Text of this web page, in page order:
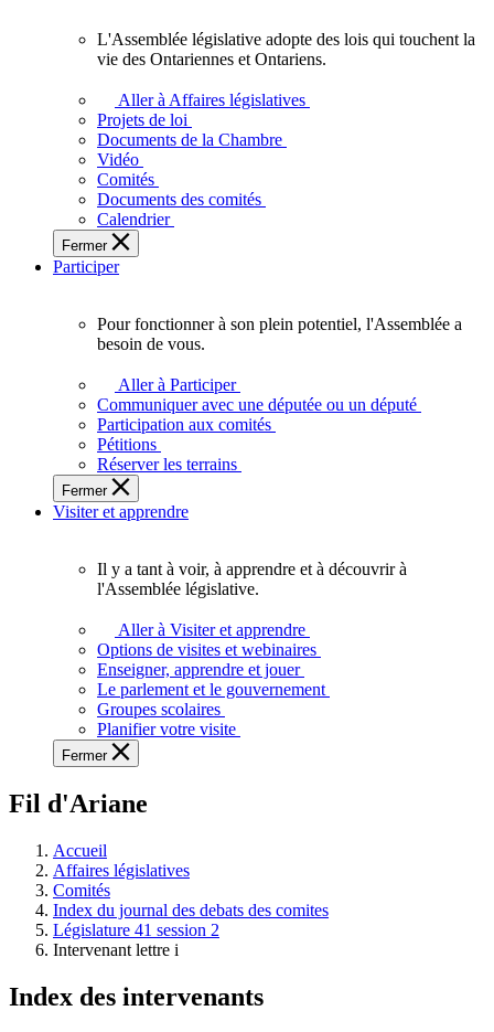
l'Ontario.
L'Assemblée
adopte
touchent
des
Ontariennes
et
L'Assemblée législative adopte des lois qui touchent la
vie des Ontariennes et Ontariens.
Aller à Affaires législatives
Projets de loi
Documents de la Chambre
Vidéo
Comités
Documents des comités
Calendrier
Fermer
Participer
plein
potentiel,
l'Assemblée
a
besoin
de
Pour fonctionner à son plein potentiel, l'Assemblée a
besoin de vous.
Aller à Participer
Communiquer avec une députée ou un député
Participation aux comités
Pétitions
Réserver les terrains
Fermer
Visiter et apprendre
voir,
apprendre
et
à
à
législative.
Il y a tant à voir, à apprendre et à découvrir à
l'Assemblée législative.
Aller à Visiter et apprendre
Options de visites et webinaires
Enseigner, apprendre et jouer
Le parlement et le gouvernement
Groupes scolaires
Planifier votre visite
Fermer
Fil d'Ariane
Accueil
Affaires législatives
Comités
Index du journal des debats des comites
Législature 41 session 2
Intervenant lettre i
Index des intervenants